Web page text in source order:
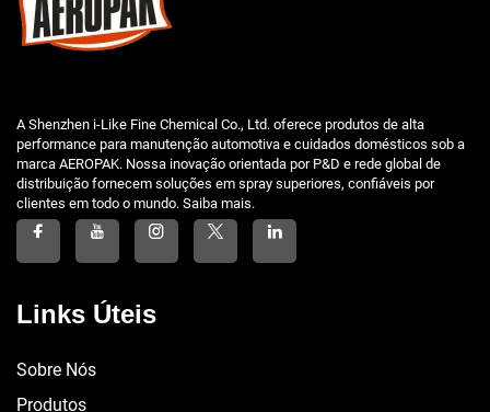
A Shenzhen i-Like Fine Chemical Co., Ltd. oferece produtos de alta
performance para manutenção automotiva e cuidados domésticos sob a
marca AEROPAK. Nossa inovação orientada por P&D e rede global de
distribuição fornecem soluções em spray superiores, confiáveis por
clientes em todo o mundo. Saiba mais.
Links Úteis
Sobre Nós
Produtos